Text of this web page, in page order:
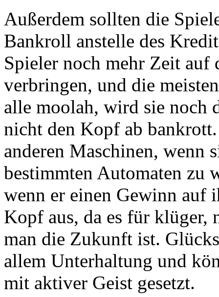
Außerdem sollten die
Bankroll anstelle des
Spieler noch mehr Zeit auf
verbringen, und die
alle moolah, wird sie noch
nicht den Kopf ab
anderen Maschinen, wenn
bestimmten Automaten zu
wenn er einen Gewinn auf
Kopf aus, da es für klüger,
man die Zukunft ist.
allem Unterhaltung und
mit aktiver Geist gesetzt.